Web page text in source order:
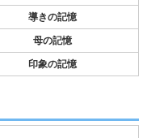
導きの記憶
母の記憶
印象の記憶